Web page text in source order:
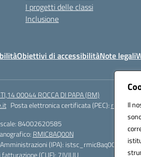
Il
I progetti delle classi
Inclusione
Obiettivi di accessibilitàNote legali
00044 ROCCA DI PAPA (RM)
Posta elettronica certificata (PEC):
84002620585
RMIC8AQ00N
(IPA): istsc_rmic8aq00n
(CUF): 7JVJUU